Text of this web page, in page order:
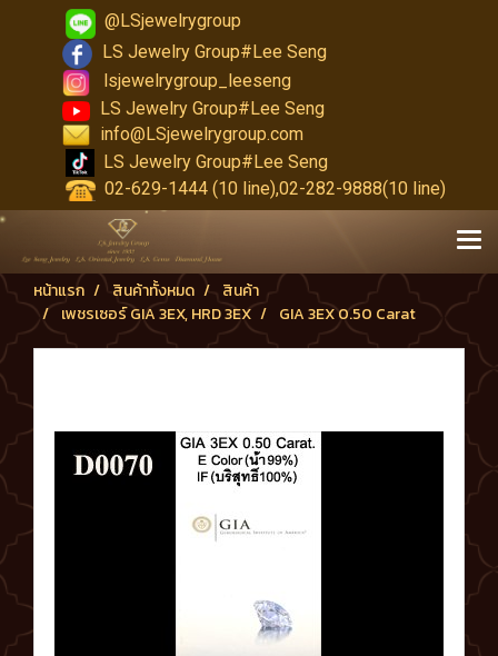
@LSjewelrygroup
LS Jewelry Group#Lee Seng
lsjewelrygroup_leeseng
LS Jewelry Group#Lee Seng
info@LSjewelrygroup.com
LS Jewelry Group#Lee Seng
02-629-1444 (10 line),02-282-9888(10 line)
หน้าแรก สินค้าทั้งหมด
สินค้า
เพชรเซอร์ GIA 3EX, HRD 3EX
GIA 3EX 0.50 Carat